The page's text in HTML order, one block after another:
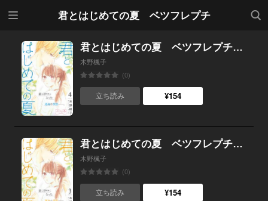
君とはじめての夏 ベツフレプチ
検索
君とはじめての夏 ベツフレプチ （4）
木野楓子
(0)
立ち読み ¥154
君とはじめての夏 ベツフレプチ （3）
木野楓子
(0)
立ち読み ¥154